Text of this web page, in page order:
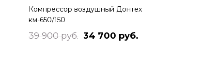
Компрессор воздушный Донтех
км-650/150
39 900 руб. 34 700 руб.